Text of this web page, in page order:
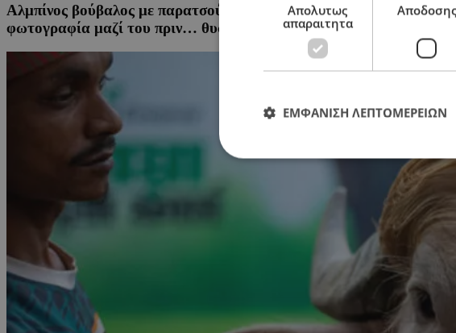
Αλμπίνος βούβαλος με παρατσούκλι «Ντόναλντ Τραμπ» γίνεται
φωτογραφία μαζί του πριν… θυσιαστεί
Απολυτως
απαραιτητα
Αποδοσης
ΕΜΦΑΝΙΣΗ ΛΕΠΤΟΜΕΡΕΙΩΝ